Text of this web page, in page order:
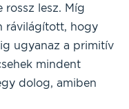
rossz lesz. Míg
rávilágított, hogy
ugyanaz a primitív
mindent
dolog, amiben